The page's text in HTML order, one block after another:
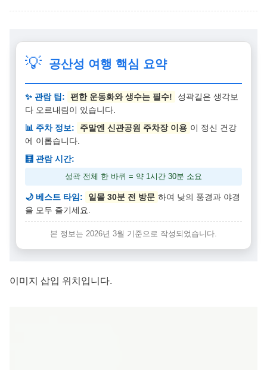
💡 공산성 여행 핵심 요약
✨ 관람 팁: 편한 운동화와 생수는 필수!
성곽길은 생각보
다 오르내림이 있습니다.
📊 주차 정보:
주말엔 신관공원 주차장 이용 이 정신 건강
에 이롭습니다.
🧮 관람 시간:
성곽 전체 한 바퀴 = 약 1시간 30분 소요
🌙 베스트 타임: 일몰 30분 전 방문 하여 낮의 풍경과 야경
을 모두 즐기세요.
본 정보는 2026년 3월 기준으로 작성되었습니다.
이미지 삽입 위치입니다.